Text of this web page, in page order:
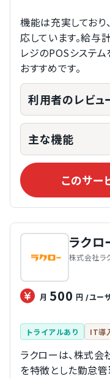
機能は充実しており
応しています。給与
レジのPOSシステ
おすすめです。
利用者のレビュ
主な機能
このサー
ラクロ
株式会社ラ
月 500 円 /ユー
トライアルあり
IT導
ラクローは、株式会
を特徴とした勤怠管